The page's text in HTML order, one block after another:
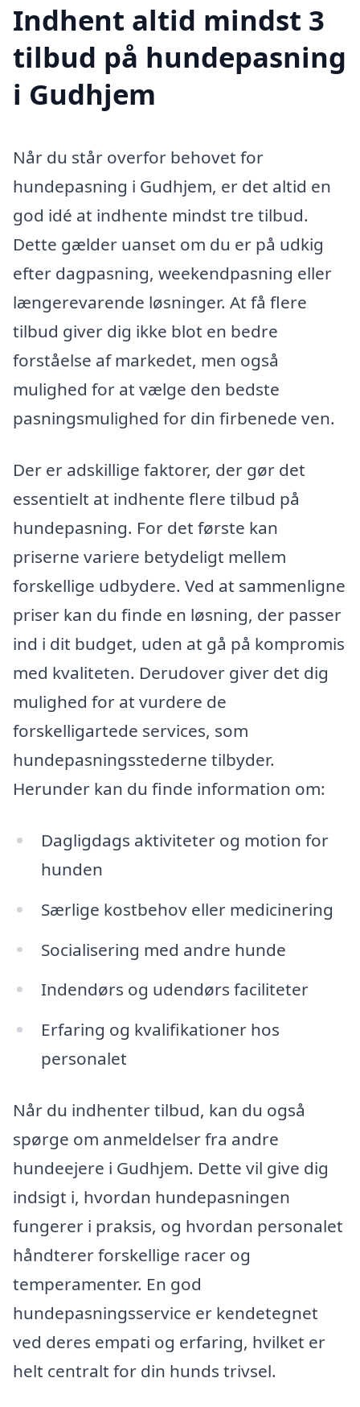
Indhent altid mindst 3
tilbud på hundepasning
i Gudhjem
Når du står overfor behovet for
hundepasning i Gudhjem, er det altid en
god idé at indhente mindst tre tilbud.
Dette gælder uanset om du er på udkig
efter dagpasning, weekendpasning eller
længerevarende løsninger. At få flere
tilbud giver dig ikke blot en bedre
forståelse af markedet, men også
mulighed for at vælge den bedste
pasningsmulighed for din firbenede ven.
Der er adskillige faktorer, der gør det
essentielt at indhente flere tilbud på
hundepasning. For det første kan
priserne variere betydeligt mellem
forskellige udbydere. Ved at sammenligne
priser kan du finde en løsning, der passer
ind i dit budget, uden at gå på kompromis
med kvaliteten. Derudover giver det dig
mulighed for at vurdere de
forskelligartede services, som
hundepasningsstederne tilbyder.
Herunder kan du finde information om:
Dagligdags aktiviteter og motion for
hunden
Særlige kostbehov eller medicinering
Socialisering med andre hunde
Indendørs og udendørs faciliteter
Erfaring og kvalifikationer hos
personalet
Når du indhenter tilbud, kan du også
spørge om anmeldelser fra andre
hundeejere i Gudhjem. Dette vil give dig
indsigt i, hvordan hundepasningen
fungerer i praksis, og hvordan personalet
håndterer forskellige racer og
temperamenter. En god
hundepasningsservice er kendetegnet
ved deres empati og erfaring, hvilket er
helt centralt for din hunds trivsel.